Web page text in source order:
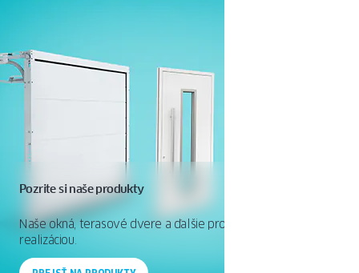
Pozrite si naše produkty
Naše okná, terasové dvere a ďalšie produkty spolu s ich
realizáciou.